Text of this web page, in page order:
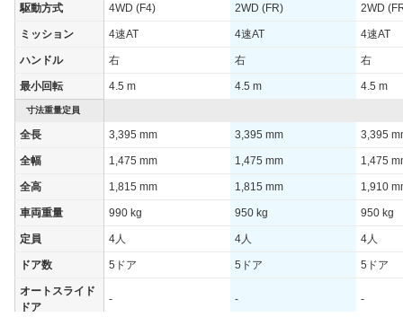
装備オプション
駆動方式 4WD (F4) 2WD (FR) 2WD
ミッション 4速AT 4速AT 4速AT
ハンドル 右 右 右
最小回転 4.5 m 4.5 m 4.5 m
寸法重量定員
全長 3,395 mm 3,395 mm 3,395
全幅 1,475 mm 1,475 mm 1,475
全高 1,815 mm 1,815 mm 1,910
車両重量 990 kg 950 kg 950 kg
定員 4人 4人 4人
ドア数 5ドア 5ドア 5ドア
オートスライド
ドア
- - -